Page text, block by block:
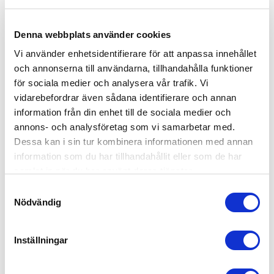
Denna webbplats använder cookies
Vi använder enhetsidentifierare för att anpassa innehållet
och annonserna till användarna, tillhandahålla funktioner
för sociala medier och analysera vår trafik. Vi
vidarebefordrar även sådana identifierare och annan
information från din enhet till de sociala medier och
annons- och analysföretag som vi samarbetar med.
Dessa kan i sin tur kombinera informationen med annan
information som du har tillhandahållit eller som de har
Nödvändig
Inställningar
CYLINDERTYP:
Enkel
DIGITAL LÅSNING:
Nej
INSIDA/UTSIDA:
Utsida
Ja
STANDARD/LÅSSYSTEM:
Neptun-serien 1900, 4900
20 mm
HÖJD PRODUKT: